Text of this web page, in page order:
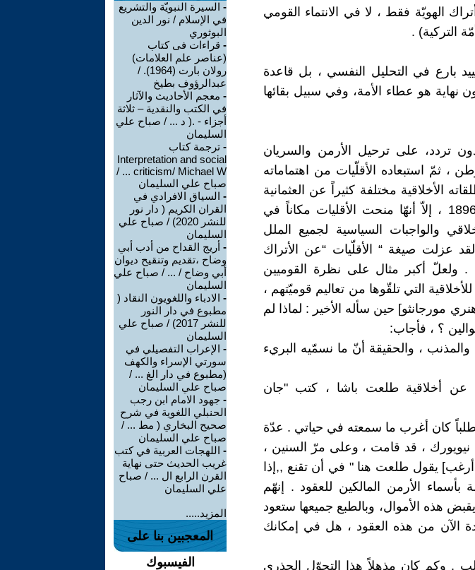
الهويّة فقط ، لا في الانتماء القومي
التركية) .
بارع في التحليل النفسي ، بل قاعدة
نهاية هو عطاء الأمة، وفي سبيل بقائها
تردد، على ترحيل الأرمن والسريان
، ثمّ استبعاده الأقلّيات من اهتماماته
الأخلاقية مختلفة كثيراً عن العثمانية
التي وإن كانت قد قامت بمجازر 1894-1896 ، إلاّ أنهّا منحت الأقليات مكاناً في
والواجبات السياسية لجميع الملل
عزلت صيغة “ الأقلّيات “عن الأتراك
ولعلّ أكبر مثال على نظرة القوميين
التي تلقّوها من تعاليم قوميّتهم ،
مورجانثو] حين سأله الأخير : لماذا لم
؟ ، فأجاب:
والمذنب ، والحقيقة أنّ ما نسمّيه البريء
عن أخلاقية طلعت باشا ، كتب "جان
كان أغرب ما سمعته في حياتي . عدّة
نيويورك ، قد قامت ، وعلى مرّ السنين ،
يقول طلعت هنا " في أن تقنع ,,إذا
الأرمن المالكين للعقود . إنهّم
هذه الأموال، وبالطبع جميعها ستعود
الآن من هذه العقود ، هل في إمكانك
. وكم كان مذهلاً هذا التحوّل الجذري
- السيرة النبويّة والتشريع
في الإسلام / نور الدين
البوثوري
- قراءات فى كتاب
(عناصر علم العلامات)
رولان بارت (1964). /
عبدالرؤوف بطيخ
- معجم الأحاديث والآثار
في الكتب والنقدية – ثلاثة
أجزاء - .( د ... / صباح علي
السليمان
- ترجمة كتاب
Interpretation and social
criticism/ Michael W ... /
صباح علي السليمان
- السياق الافرادي في
القران الكريم ( دار نور
للنشر 2020) / صباح علي
السليمان
- أريج القداح من أدب أبي
وضاح ،تقديم وتنقيح ديوان
أبي وضاح / ... / صباح علي
السليمان
- الادباء واللغويون النقاد (
مطبوع في دار النور
للنشر 2017) / صباح علي
السليمان
- الإعراب التفصيلي في
سورتي الإسراء والكهف
(مطبوع في دار الغ ... /
صباح علي السليمان
- جهود الامام ابن رجب
الحنبلي اللغوية في شرح
صحيح البخاري ( مط ... /
صباح علي السليمان
- اللهجات العربية في كتب
غريب الحديث حتى نهاية
القرن الرابع ال ... / صباح
علي السليمان
المزيد.....
المعجبين بنا على
الفيسبوك